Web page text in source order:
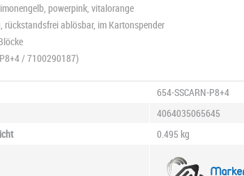
powerpink, vitalorange
rückstandsfrei ablösbar, im Kartonspender
/ 7100290187)
654-SSCARN-P8+4
4064035065645
0.495 kg